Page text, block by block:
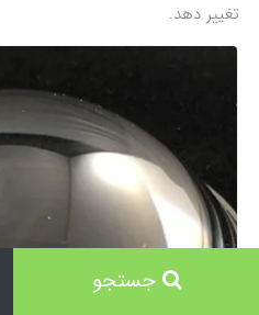
تغییر دهد.
جستجو